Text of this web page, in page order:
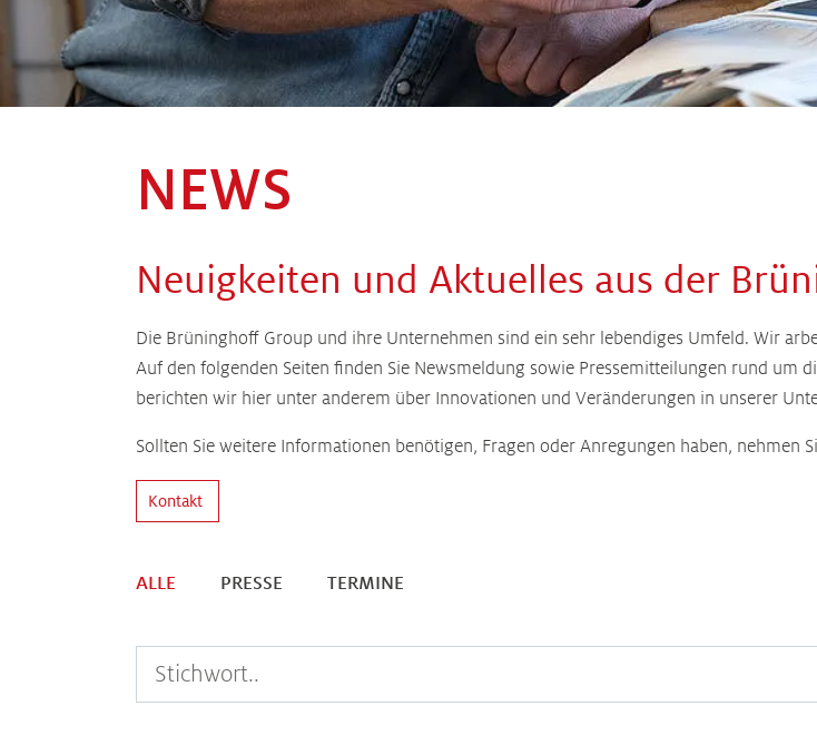
NEWS
Neuigkeiten und Aktuelles aus der
Die Brüninghoff Group und ihre Unternehmen sind ein sehr lebendiges Umfeld. Wir
Auf den folgenden Seiten finden Sie Newsmeldung sowie Pressemitteilungen rund um
berichten wir hier unter anderem über Innovationen und Veränderungen in unserer
Sollten Sie weitere Informationen benötigen, Fragen oder Anregungen haben, nehmen
Kontakt
ALLE PRESSE TERMINE